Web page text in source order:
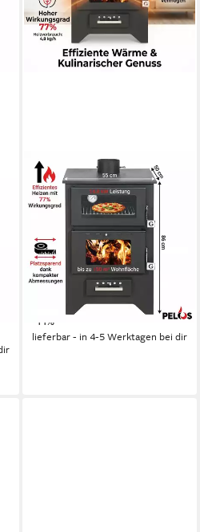
GEKAS
Kaminofen MG 450 für 90 bis
150 qm Wohnfläche
Nennwärmeleistung
80,4 %
Wirkungsgrad
360 m³
max. Raumheizvermögen
Produktdatenblatt
1.595,00 € UVP1.795,00 €
(227,86 €/ 1 Stk)
-11%
lieferbar - in 4-5 Werktagen bei dir